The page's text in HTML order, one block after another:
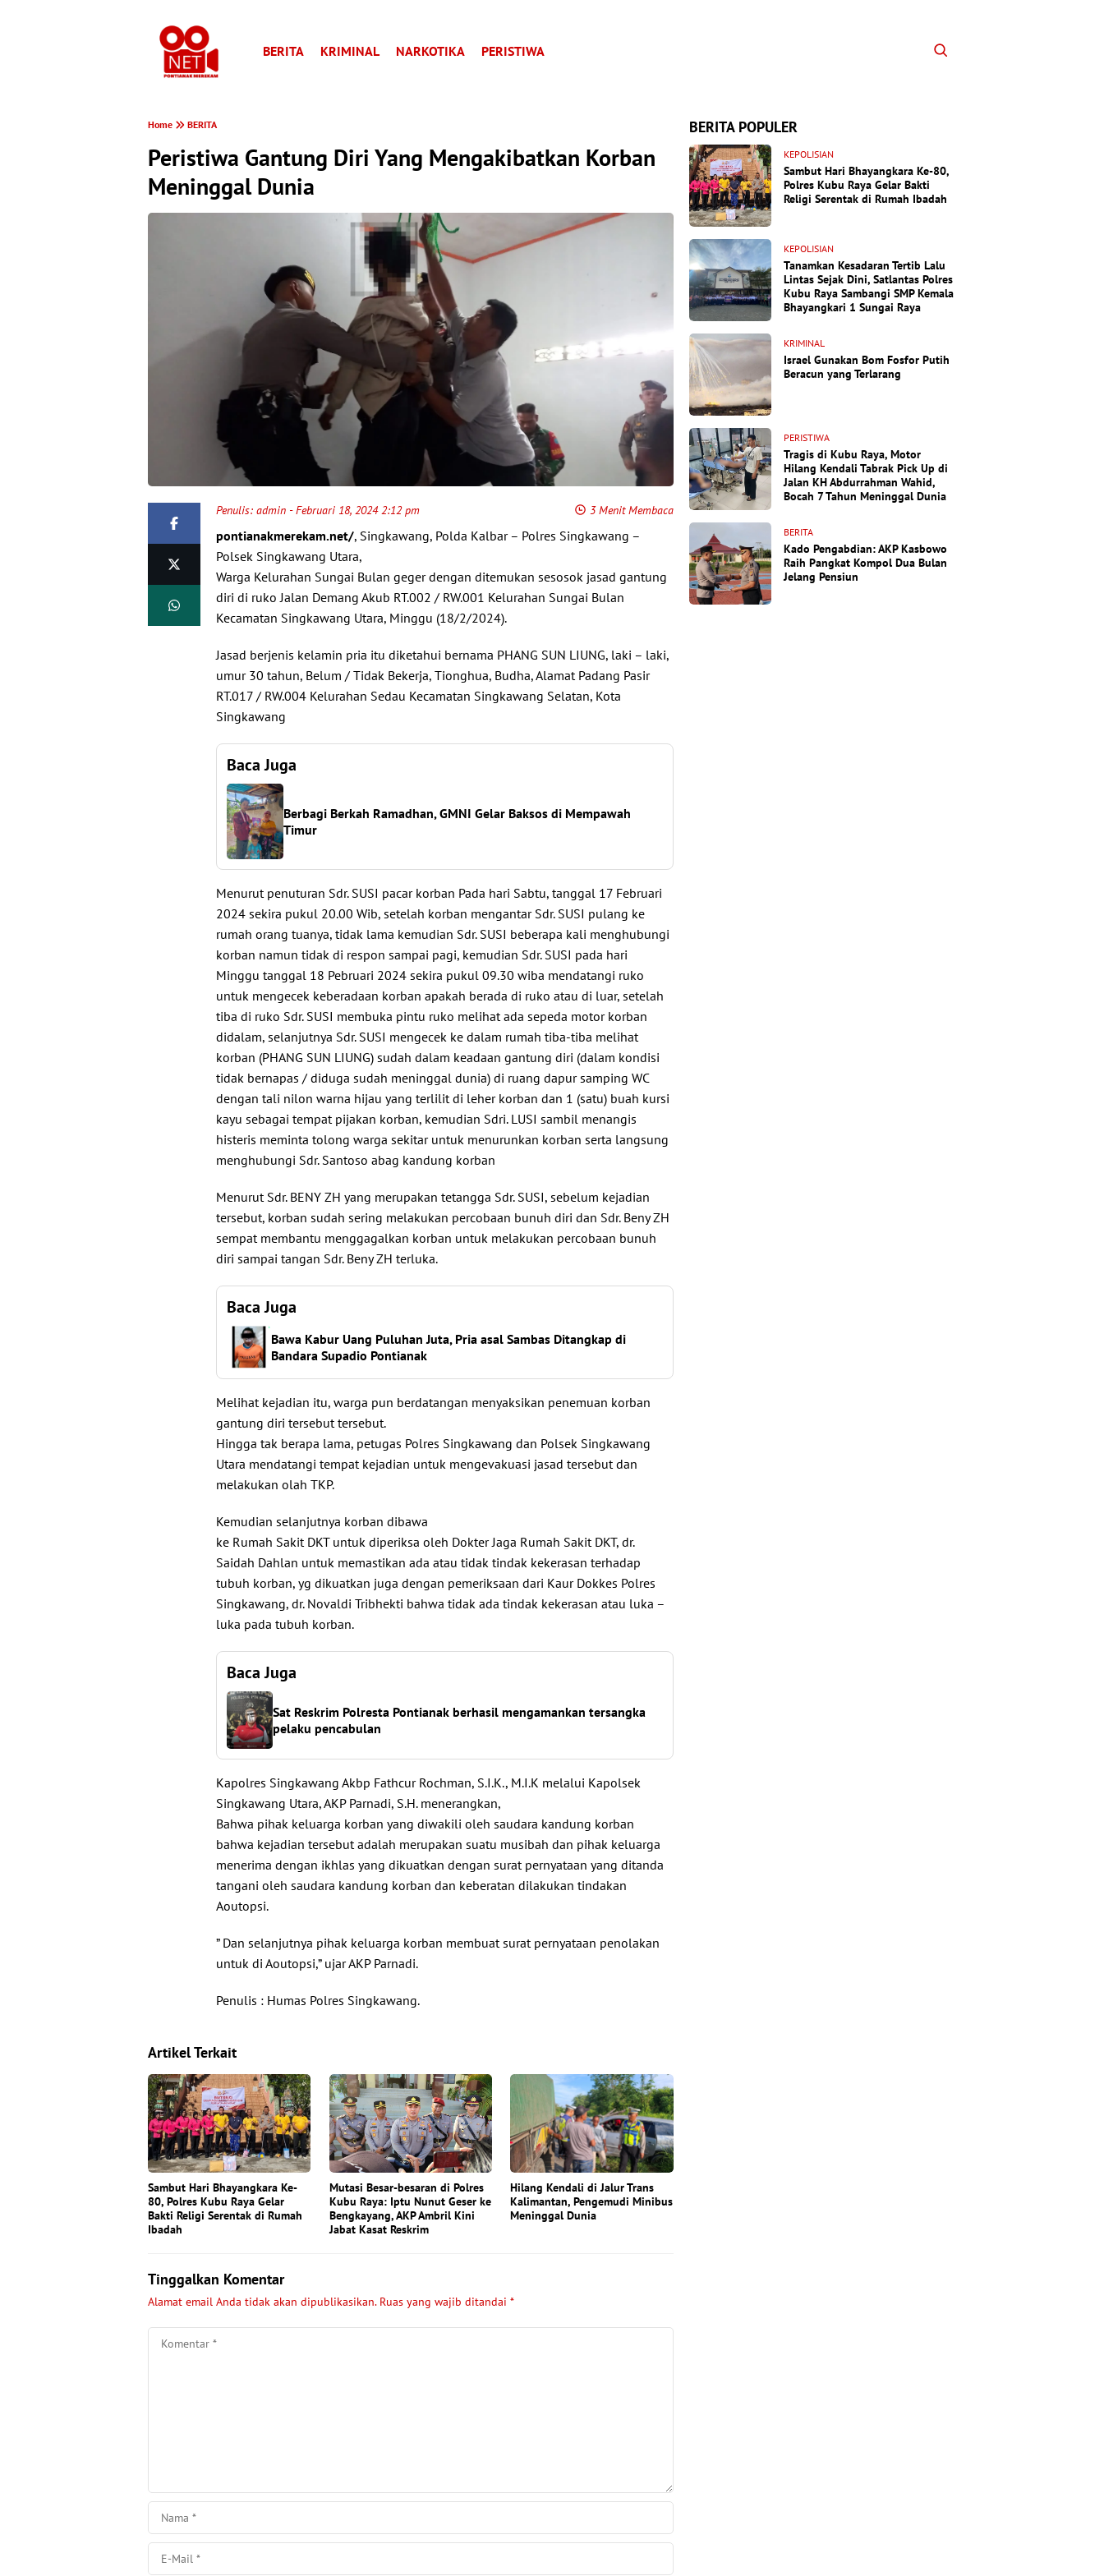
BERITA KRIMINAL NARKOTIKA PERISTIWA
Home BERITA
Peristiwa Gantung Diri Yang Mengakibatkan Korban
Meninggal Dunia
Penulis:admin - Februari 18, 2024 2:12 pm 3 Menit Membaca
pontianakmerekam.net/, Singkawang, Polda Kalbar – Polres Singkawang –
Polsek Singkawang Utara,
Warga Kelurahan Sungai Bulan geger dengan ditemukan sesosok jasad gantung
diri di ruko Jalan Demang Akub RT.002 / RW.001 Kelurahan Sungai Bulan
Kecamatan Singkawang Utara, Minggu (18/2/2024).
Jasad berjenis kelamin pria itu diketahui bernama PHANG SUN LIUNG, laki – laki,
umur 30 tahun, Belum / Tidak Bekerja, Tionghua, Budha, Alamat Padang Pasir
RT.017 / RW.004 Kelurahan Sedau Kecamatan Singkawang Selatan, Kota
Singkawang
Baca Juga
Berbagi Berkah Ramadhan, GMNI Gelar Baksos di Mempawah
Timur
Menurut penuturan Sdr. SUSI pacar korban Pada hari Sabtu, tanggal 17 Februari
2024 sekira pukul 20.00 Wib, setelah korban mengantar Sdr. SUSI pulang ke
rumah orang tuanya, tidak lama kemudian Sdr. SUSI beberapa kali menghubungi
korban namun tidak di respon sampai pagi, kemudian Sdr. SUSI pada hari
Minggu tanggal 18 Pebruari 2024 sekira pukul 09.30 wiba mendatangi ruko
untuk mengecek keberadaan korban apakah berada di ruko atau di luar, setelah
tiba di ruko Sdr. SUSI membuka pintu ruko melihat ada sepeda motor korban
didalam, selanjutnya Sdr. SUSI mengecek ke dalam rumah tiba-tiba melihat
korban (PHANG SUN LIUNG) sudah dalam keadaan gantung diri (dalam kondisi
tidak bernapas / diduga sudah meninggal dunia) di ruang dapur samping WC
dengan tali nilon warna hijau yang terlilit di leher korban dan 1 (satu) buah kursi
kayu sebagai tempat pijakan korban, kemudian Sdri. LUSI sambil menangis
histeris meminta tolong warga sekitar untuk menurunkan korban serta langsung
menghubungi Sdr. Santoso abag kandung korban
Menurut Sdr. BENY ZH yang merupakan tetangga Sdr. SUSI, sebelum kejadian
tersebut, korban sudah sering melakukan percobaan bunuh diri dan Sdr. Beny ZH
sempat membantu menggagalkan korban untuk melakukan percobaan bunuh
diri sampai tangan Sdr. Beny ZH terluka.
Baca Juga
Bawa Kabur Uang Puluhan Juta, Pria asal Sambas Ditangkap di
Bandara Supadio Pontianak
Melihat kejadian itu, warga pun berdatangan menyaksikan penemuan korban
gantung diri tersebut tersebut.
Hingga tak berapa lama, petugas Polres Singkawang dan Polsek Singkawang
Utara mendatangi tempat kejadian untuk mengevakuasi jasad tersebut dan
melakukan olah TKP.
Kemudian selanjutnya korban dibawa
ke Rumah Sakit DKT untuk diperiksa oleh Dokter Jaga Rumah Sakit DKT, dr.
Saidah Dahlan untuk memastikan ada atau tidak tindak kekerasan terhadap
tubuh korban, yg dikuatkan juga dengan pemeriksaan dari Kaur Dokkes Polres
Singkawang, dr. Novaldi Tribhekti bahwa tidak ada tindak kekerasan atau luka –
luka pada tubuh korban.
Baca Juga
Sat Reskrim Polresta Pontianak berhasil mengamankan tersangka
pelaku pencabulan
Kapolres Singkawang Akbp Fathcur Rochman, S.I.K., M.I.K melalui Kapolsek
Singkawang Utara, AKP Parnadi, S.H. menerangkan,
Bahwa pihak keluarga korban yang diwakili oleh saudara kandung korban
bahwa kejadian tersebut adalah merupakan suatu musibah dan pihak keluarga
menerima dengan ikhlas yang dikuatkan dengan surat pernyataan yang ditanda
tangani oleh saudara kandung korban dan keberatan dilakukan tindakan
Aoutopsi.
” Dan selanjutnya pihak keluarga korban membuat surat pernyataan penolakan
untuk di Aoutopsi,” ujar AKP Parnadi.
Penulis : Humas Polres Singkawang.
Artikel Terkait
Sambut Hari Bhayangkara Ke-
80, Polres Kubu Raya Gelar
Bakti Religi Serentak di Rumah
Ibadah
Mutasi Besar-besaran di Polres
Kubu Raya: Iptu Nunut Geser ke
Bengkayang, AKP Ambril Kini
Jabat Kasat Reskrim
Hilang Kendali di Jalur Trans
Kalimantan, Pengemudi Minibus
Meninggal Dunia
Tinggalkan Komentar
Alamat email Anda tidak akan dipublikasikan. Ruas yang wajib ditandai *
BERITA POPULER
KEPOLISIAN
Sambut Hari Bhayangkara Ke-80,
Polres Kubu Raya Gelar Bakti
Religi Serentak di Rumah Ibadah
KEPOLISIAN
Tanamkan Kesadaran Tertib Lalu
Lintas Sejak Dini, Satlantas Polres
Kubu Raya Sambangi SMP Kemala
Bhayangkari 1 Sungai Raya
KRIMINAL
Israel Gunakan Bom Fosfor Putih
Beracun yang Terlarang
PERISTIWA
Tragis di Kubu Raya, Motor
Hilang Kendali Tabrak Pick Up di
Jalan KH Abdurrahman Wahid,
Bocah 7 Tahun Meninggal Dunia
BERITA
Kado Pengabdian: AKP Kasbowo
Raih Pangkat Kompol Dua Bulan
Jelang Pensiun